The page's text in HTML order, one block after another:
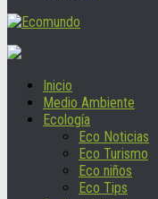
Inicio
Medio Ambiente
Ecología
Eco Noticias
Eco Turismo
Eco niños
Eco Tips